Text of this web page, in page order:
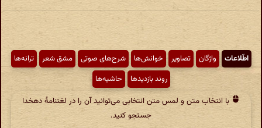
اطّلاعات واژگان تصاویر خوانش‌ها شرح‌های صوتی مشق شعر
ترانه‌ها
روند بازدیدها
حاشیه‌ها
با انتخاب متن و لمس متن انتخابی می‌توانید آن را در لغتنامهٔ دهخدا
جستجو کنید.